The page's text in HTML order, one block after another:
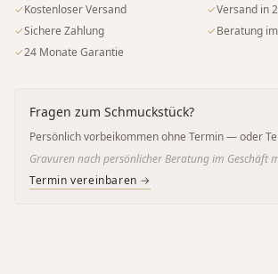
✓Kostenloser Versand ✓Versand in
✓Sichere Zahlung ✓Beratung
✓24 Monate Garantie
Fragen zum Schmuckstück?
Persönlich vorbeikommen ohne Termin — oder
Gravuren nach persönlicher Beratung im Geschäft
Termin vereinbaren →